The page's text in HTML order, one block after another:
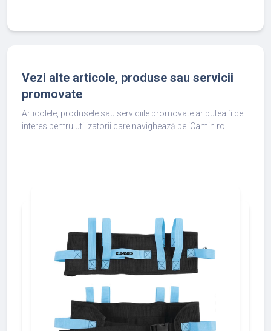
Vezi alte articole, produse sau servicii
promovate
Articolele, produsele sau serviciile promovate ar putea fi de
interes pentru utilizatorii care navighează pe iCamin.ro.